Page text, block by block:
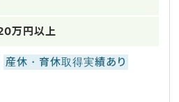
万円以上
産休・育休取得実績あり